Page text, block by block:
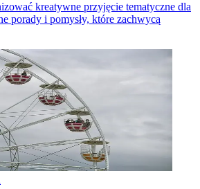
kreatywne przyjęcie tematyczne dla
porady i pomysły, które zachwycą